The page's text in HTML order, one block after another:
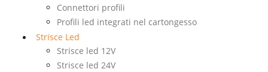
Connettori profili
Profili led integrati nel cartongesso
Strisce Led
Strisce led 12V
Strisce led 24V